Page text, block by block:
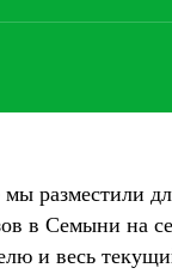
разместили
в Семыни на
и весь